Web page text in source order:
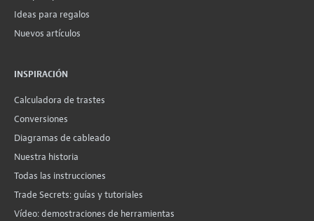
Ideas para regalos
Nuevos artículos
INSPIRACIÓN
Calculadora de trastes
Conversiones
Diagramas de cableado
Nuestra historia
Todas las instrucciones
Trade Secrets: guías y tutoriales
Vídeo: demostraciones de herramientas